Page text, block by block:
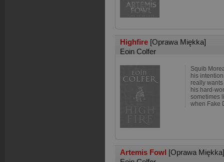
Highfire [Oprawa Miękka]
Eoin Colfer
Squib
his
really
his hard-
sometimes
when Fake
Artemis Fowl [Oprawa Miękka]